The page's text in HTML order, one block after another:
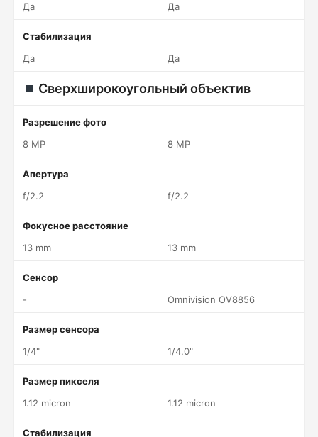
Да
Да
Стабилизация
Да
Да
Сверхширокоугольный объектив
Разрешение фото
8 MP
8 MP
Апертура
f/2.2
f/2.2
Фокусное расстояние
13 mm
13 mm
Сенсор
-
Omnivision OV8856
Размер сенсора
1/4"
1/4.0"
Размер пикселя
1.12 micron
1.12 micron
Стабилизация